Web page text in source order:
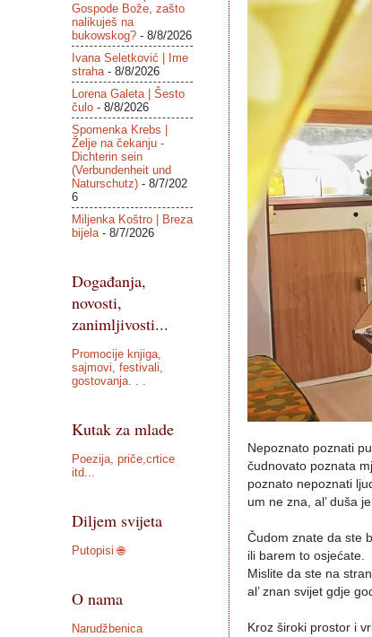
Nepoznato poznati
čudnovato poznata
poznato nepoznati
um ne zna, al’ duša
Čudom znate da ste
ili barem to osjećate.
Mislite da ste na
al’ znan svijet gdje
Kroz široki prostor i
Gospode Bože, zašto
nalikuješ na
bukowskog?- 8/8/2026
Ivana Seletković | Ime
straha- 8/8/2026
Lorena Galeta | Šesto
čulo- 8/8/2026
Spomenka Krebs |
Želje na čekanju -
Dichterin sein
(Verbundenheit und
Naturschutz)- 8/7/202
6
Miljenka Koštro | Breza
bijela- 8/7/2026
Događanja,
novosti,
zanimljivosti...
Promocije knjiga,
sajmovi, festivali,
gostovanja. . .
Kutak za mlade
Poezija, priče,crtice
itd...
Diljem svijeta
Putopisi 🌐
O nama
Narudžbenica